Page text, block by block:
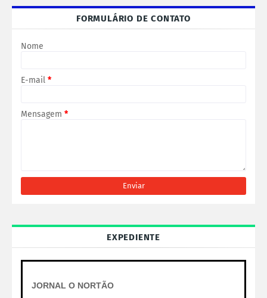
FORMULÁRIO DE CONTATO
Nome
E-mail *
Mensagem *
EXPEDIENTE
JORNAL O NORTÃO